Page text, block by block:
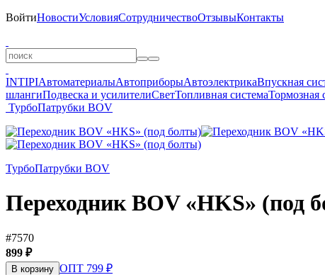
ВойтиНовостиУсловияСотрудничествоОтзывыКонтакты
INTIPIАвтоматериалыАвтоприборыАвтоэлектрикаВпускная
шлангиПодвеска и усилителиСветТопливная системаТормозная
ТурбоПатрубки BOV
ТурбоПатрубки BOV
Переходник BOV «HKS» (под
#7570
899 ₽
В корзину ОПТ 799 ₽